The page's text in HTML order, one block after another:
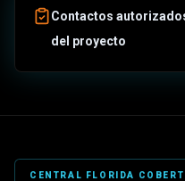
Contactos
del proyecto
CENTRAL FLORIDA